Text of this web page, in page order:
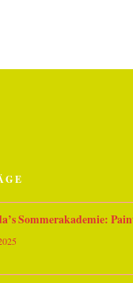
Sommerakademie: